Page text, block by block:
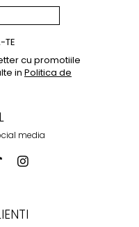
cu promotiile
in Politica de
media